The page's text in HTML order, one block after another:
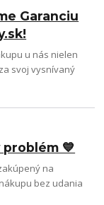
Garanciu
u nás nielen
svoj vysnívaný
💙
na
bez udania